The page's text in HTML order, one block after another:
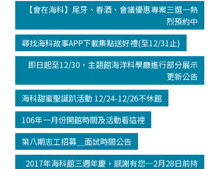
【會在海科】尾牙、春酒、會議優惠專案三選一熱
烈預約中
尋找海科故事APP下載集點送好禮(至12/31止)
即日起至12/30，主題館海洋科學廳進行部分展示
更新公告
海科甜蜜聖誕趴活動 12/24-12/26不休館
106年一月份開館時間及活動看這裡
第八期志工招募＿面試時間公告
2017年海科館三週年慶，感謝有您─2月28日前持